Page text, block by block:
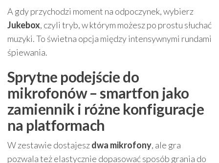
A gdy przychodzi moment na odpoczynek, wybierz
Jukebox, czyli tryb, w którym możesz po prostu słuchać
muzyki. To świetna opcja między intensywnymi rundami
śpiewania.
Sprytne podejście do
mikrofonów – smartfon jako
zamiennik i różne konfiguracje
na platformach
W zestawie dostajeszdwa mikrofony, ale gra
pozwala też elastycznie dopasować sposób grania do